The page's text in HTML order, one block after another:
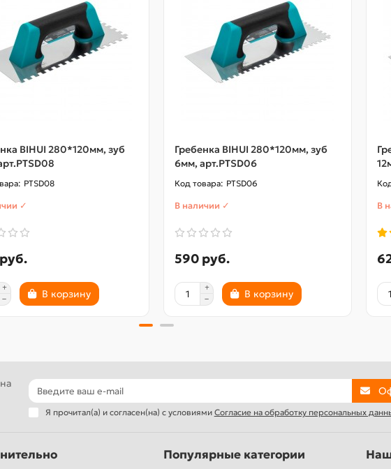
BIHUI 280*120мм, зуб
PTSD08
✓
В корзину
Гребенка BIHUI 280*120мм, зуб
6мм, арт.PTSD06
PTSD06
В наличии ✓
590 руб.
В корзину
В
Я прочитал(а) и согласен(на) с условиями Согласие на обработку персональных
Популярные категории